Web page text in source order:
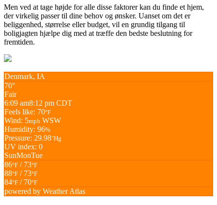
Men ved at tage højde for alle disse faktorer kan du finde et hjem,
der virkelig passer til dine behov og ønsker. Uanset om det er
beliggenhed, størrelse eller budget, vil en grundig tilgang til
boligjagten hjælpe dig med at træffe den bedste beslutning for
fremtiden.
Denmark, IA
70°
Fair
6:09 am8:12 pm CDT
Feels like: 70°F
Wind: 5mph WSW
Humidity: 96%
Pressure: 29.98"Hg
UV index: 0
SunMonTue
86°F / 73°F
88°F / 73°F
84°F / 70°F
powered by Weather Atlas